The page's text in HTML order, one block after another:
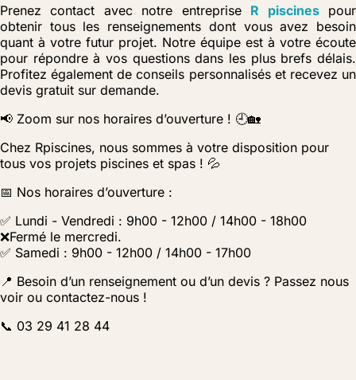
Prenez contact avec notre entreprise R piscinespour
obtenir tous les renseignements dont vous avez besoin
quant à votre futur projet. Notre équipe est à votre écoute
pour répondre à vos questions dans les plus brefs délais.
Profitez également de conseils personnalisés et recevez un
devis gratuit sur demande.
📢 Zoom sur nos horaires d’ouverture ! 🕘🏡
Chez Rpiscines, nous sommes à votre disposition pour
tous vos projets piscines et spas ! 💦
📅 Nos horaires d’ouverture :
✅ Lundi - Vendredi : 9h00 - 12h00 / 14h00 - 18h00
❌Fermé le mercredi.
✅ Samedi : 9h00 - 12h00 / 14h00 - 17h00
📍 Besoin d’un renseignement ou d’un devis ? Passez nous
voir ou contactez-nous !
📞 03 29 41 28 44